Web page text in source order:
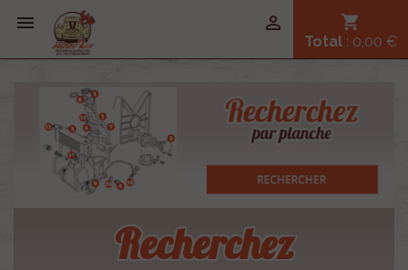
 shopping_cart
Total : 0,00 €

Recherchez